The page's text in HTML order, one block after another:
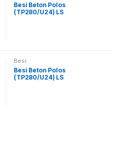
Besi Beton Polos
(TP280/U24) LS
Besi
Besi Beton Polos
(TP280/U24) LS